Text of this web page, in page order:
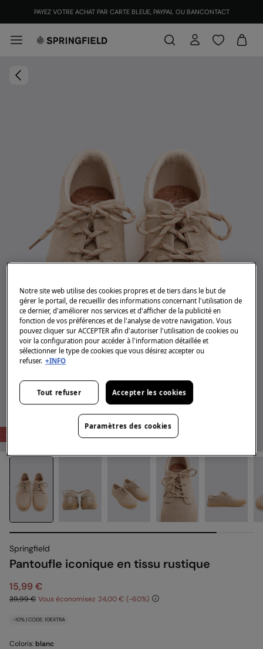
PAYEZ VOTRE ACHAT PAR CARTE BLEUE, PAYPAL OU BANCONTACT
-60%
Springfield
Pantoufle iconique en tissu rustique
15,99 €
39,99 € Vous économisez 24,00 € 60
-10% | CODE: 10EXTRA
Coloris:blanc
Notre site web utilise des cookies propres et de tiers dans le but de
gérer le portail, de recueillir des informations concernant l'utilisation de
ce dernier, d'améliorer nos services et d'afficher de la publicité en
fonction de vos préférences et de l'analyse de votre navigation. Vous
pouvez cliquer sur ACCEPTER afin d'autoriser l'utilisation de cookies ou
voir la configuration pour accéder à l'information détaillée et
sélectionner le type de cookies que vous désirez accepter ou
refuser. +INFO
Tout refuser Accepter les cookies
Paramètres des cookies